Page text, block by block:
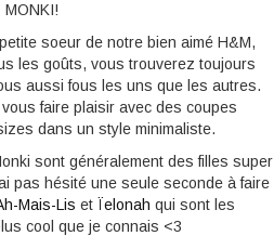
MONKI!
soeur de notre bien aimé H&M,
les goûts, vous trouverez toujours
aussi fous les uns que les autres.
faire plaisir avec des coupes
dans un style minimaliste.
sont généralement des filles super
pas hésité une seule seconde à faire
Mais-Lis etÏelonah qui sont les
cool que je connais <3